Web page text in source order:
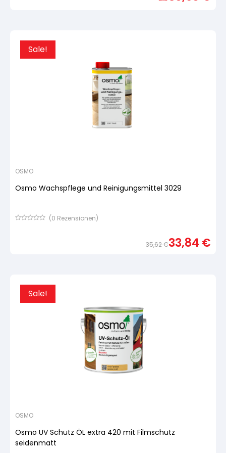
Sale!
OSMO
Osmo Wachspflege und Reinigungsmittel 3029
(0 Rezensionen)
35,62€33,84 €
Sale!
OSMO
Osmo UV Schutz ÖL extra 420 mit Filmschutz
seidenmatt